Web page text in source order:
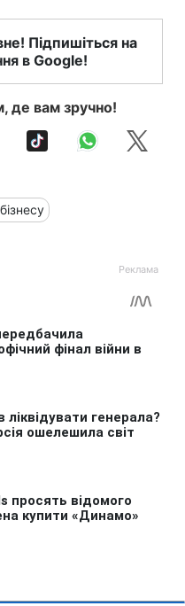
Підпишіться на
в Google!
де вам зручно!